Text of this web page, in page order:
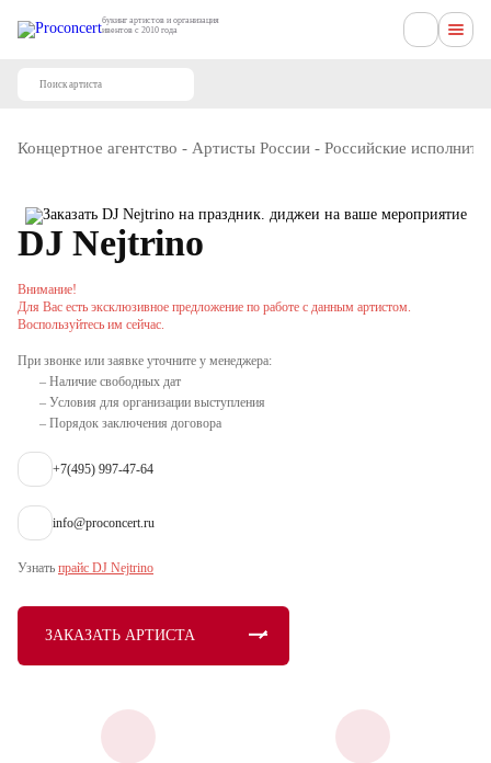
букинг артистов и организация
ивентов с 2010 года
Концертное агентство - Артисты России - Российские
DJ Nejtrino
Внимание!
Для Вас есть эксклюзивное предложение по работе с данным артистом.
Воспользуйтесь им сейчас.
При звонке или заявке уточните у менеджера:
– Наличие свободных дат
– Условия для организации выступления
– Порядок заключения договора
+7(495) 997-47-64
info@proconcert.ru
Узнать прайс DJ Nejtrino
ЗАКАЗАТЬ АРТИСТА